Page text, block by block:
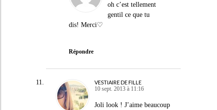
oh c’est tellement
gentil ce que tu
dis! Merci♡
Répondre
VESTIAIRE DE FILLE
10 sept. 2013 à 11:16
Joli look ! J’aime beaucoup